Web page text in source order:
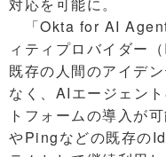
「Okta for AI
ィティプロバイダー
既存の人間のアイデ
なく、AIエージェン
トフォームの導入が
やPingなどの既存の